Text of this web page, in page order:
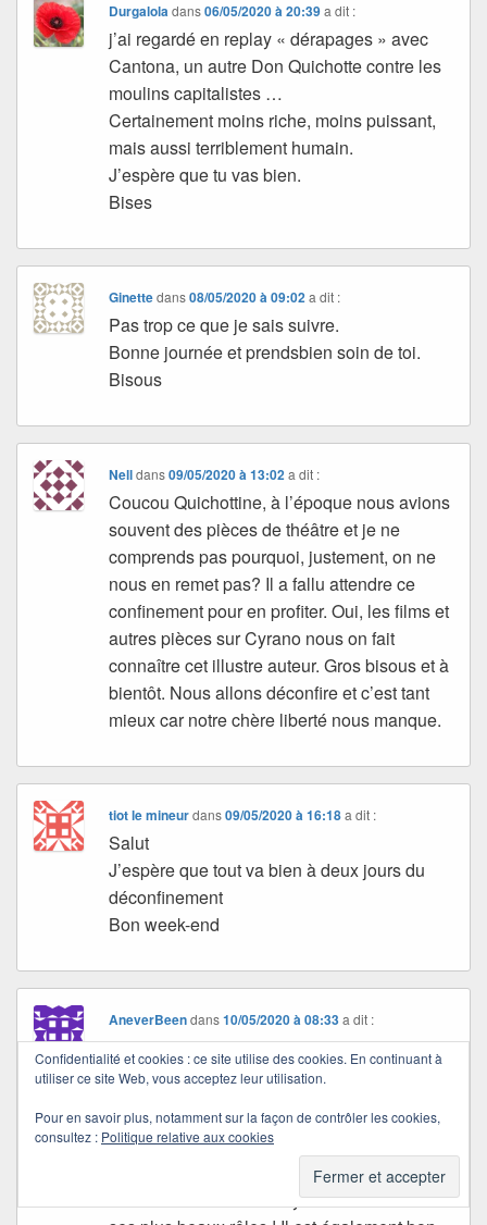
Durgaloladans06/05/2020 à 20:39 a dit :
j’ai regardé en replay « dérapages » avec
Cantona, un autre Don Quichotte contre les
moulins capitalistes …
Certainement moins riche, moins puissant,
mais aussi terriblement humain.
J’espère que tu vas bien.
Bises
Ginettedans08/05/2020 à 09:02 a dit :
Pas trop ce que je sais suivre.
Bonne journée et prendsbien soin de toi.
Bisous
Nelldans09/05/2020 à 13:02 a dit :
Coucou Quichottine, à l’époque nous avions
souvent des pièces de théâtre et je ne
comprends pas pourquoi, justement, on ne
nous en remet pas? Il a fallu attendre ce
confinement pour en profiter. Oui, les films et
autres pièces sur Cyrano nous on fait
connaître cet illustre auteur. Gros bisous et à
bientôt. Nous allons déconfire et c’est tant
mieux car notre chère liberté nous manque.
tiot le mineurdans09/05/2020 à 16:18 a dit :
Salut
J’espère que tout va bien à deux jours du
déconfinement
Bon week-end
AneverBeendans10/05/2020 à 08:33 a dit :
Bonjour Quichottine,
J’apprécie également Cyrano de Bergerac
de ROSTAND que j’ai découvert enfant par
le biais du film avec Gérard DEPARDIEU
qui, en effet, interprétait joliment,
brillamment le rôle de Cyrano. C’estl’un de
Confidentialité et cookies : ce site utilise des cookies. En continuant à
utiliser ce site Web, vous acceptez leur utilisation.
Pour en savoir plus, notamment sur la façon de contrôler les cookies,
consultez : Politique relative aux cookies